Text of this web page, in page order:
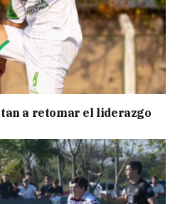
a retomar el liderazgo